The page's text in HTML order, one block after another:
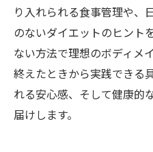
り入れられる食事管理や、
のないダイエットのヒント
ない方法で理想のボディメ
終えたときから実践できる
れる安心感、そして健康的
届けします。